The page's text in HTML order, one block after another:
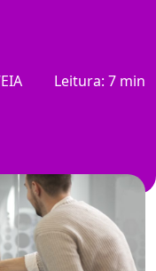
Leitura: 7 min